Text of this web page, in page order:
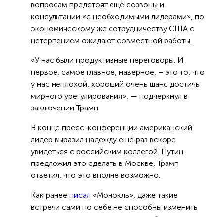
вопросам предстоят ещё созвоны и
консультации «с необходимыми лидерами», по
экономическому же сотрудничеству США с
нетерпением ожидают совместной работы.
«У нас были продуктивные переговоры. И
первое, самое главное, наверное, – это то, что
у нас неплохой, хороший очень шанс достичь
мирного урегулирования», — подчеркнул в
заключении Трамп.
В конце пресс-конференции американский
лидер выразил надежду ещё раз вскоре
увидеться с российским коллегой. Путин
предложил это сделать в Москве, Трамп
ответил, что это вполне возможно.
Как ранее писал «Монокль», даже такие
встречи сами по себе не способны изменить